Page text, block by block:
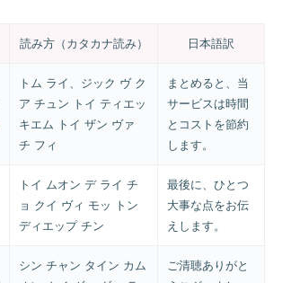
読み方（カタカナ読み） 日本語訳
トム ライ、ジック ヴ ク
ア チュン トイ ティエッ
キエム トイ ザン ヴァ
チ フィ
まとめると、当
サービスは時間
とコストを節約
します。
トイ ムオン デ ライ チ
ョ クイ ヴィ モッ トン
ディエップ チン
最後に、ひとつ
大事な点をお伝
えします。
シン チャン タイン カム
ご清聴ありがと